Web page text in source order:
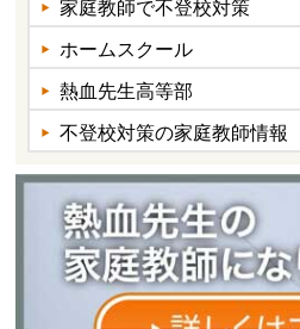
家庭教師で不登校対策
ホームスクール
熱血先生高等部
不登校対策の家庭教師情報